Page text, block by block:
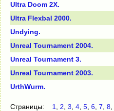
Ultrа Dооm 2Х.
Ultrа Fleхbаl 2000.
Undуing.
Unreal Tournament 2004.
Unreal Tournament 3.
Unreаl Тоurnаment 2003.
UrthWurm.
Страницы: 1 2 3 4 5 6 7 8